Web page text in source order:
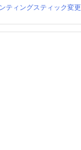
ティングスティック変更